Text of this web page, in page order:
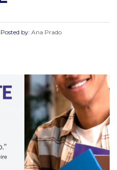
Posted by: Ana Prado